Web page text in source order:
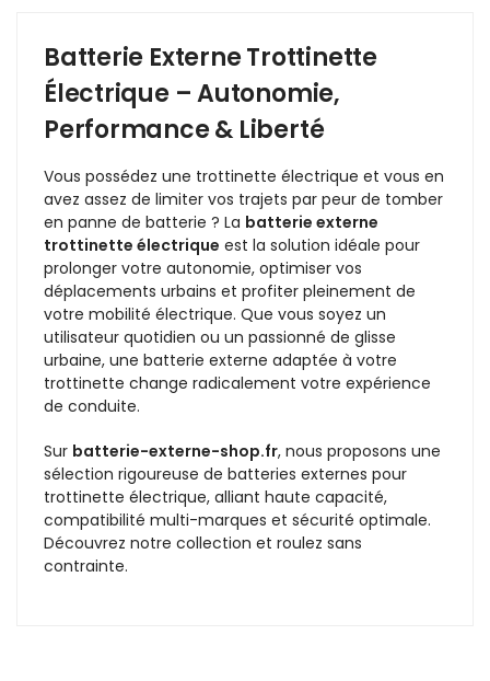
Batterie Externe Trottinette
Électrique – Autonomie,
Performance & Liberté
Vous possédez une trottinette électrique et vous en
avez assez de limiter vos trajets par peur de tomber
en panne de batterie ? La batterie externe
trottinette électrique est la solution idéale pour
prolonger votre autonomie, optimiser vos
déplacements urbains et profiter pleinement de
votre mobilité électrique. Que vous soyez un
utilisateur quotidien ou un passionné de glisse
urbaine, une batterie externe adaptée à votre
trottinette change radicalement votre expérience
de conduite.
Sur batterie-externe-shop.fr, nous proposons une
sélection rigoureuse de batteries externes pour
trottinette électrique, alliant haute capacité,
compatibilité multi-marques et sécurité optimale.
Découvrez notre collection et roulez sans
contrainte.